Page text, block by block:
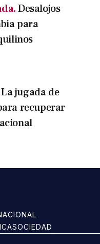
Desalojos
para
La jugada de
recuperar
SOCIEDAD